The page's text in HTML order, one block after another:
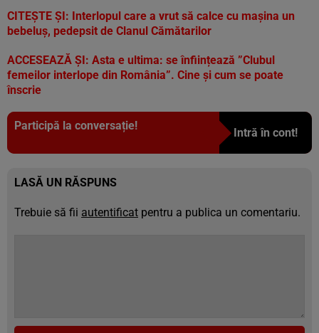
CITEȘTE ȘI: Interlopul care a vrut să calce cu mașina un
bebeluș, pedepsit de Clanul Cămătarilor
ACCESEAZĂ ȘI: Asta e ultima: se înființează ”Clubul
femeilor interlope din România”. Cine și cum se poate
înscrie
Participă la conversație!
Intră în cont!
LASĂ UN RĂSPUNS
Trebuie să fii autentificat pentru a publica un comentariu.